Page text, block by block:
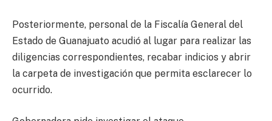
Posteriormente, personal de la Fiscalía General del
Estado de Guanajuato acudió al lugar para realizar las
diligencias correspondientes, recabar indicios y abrir
la carpeta de investigación que permita esclarecer lo
ocurrido.